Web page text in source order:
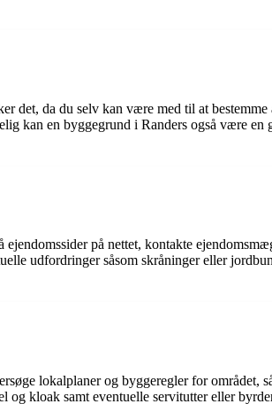
det, da du selv kan være med til at
kan en byggegrund i Randers også være en
på nettet, kontakte
udfordringer såsom skråninger eller
lokalplaner og byggeregler for området,
kloak samt eventuelle servitutter eller